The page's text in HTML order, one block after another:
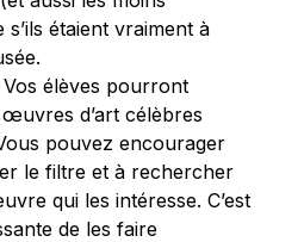
étaient vraiment à
Vos élèves pourront
d’art célèbres
pouvez encourager
le filtre et à rechercher
qui les intéresse. C’est
de les faire